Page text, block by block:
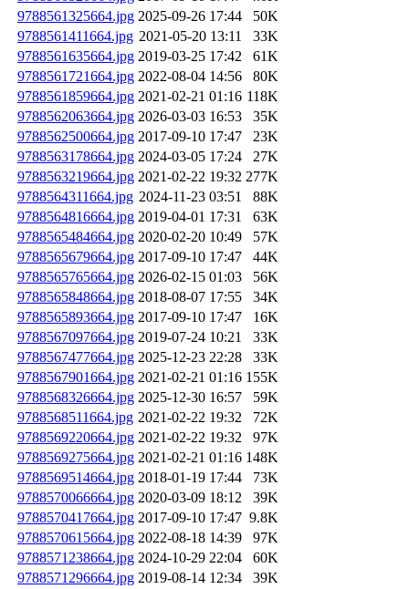
9788561325664.jpg 2025-09-26 17:44
50K
9788561411664.jpg 2021-05-20 13:11
33K
9788561635664.jpg 2019-03-25 17:42
61K
9788561721664.jpg 2022-08-04 14:56
80K
9788561859664.jpg 2021-02-21 01:16 118K
9788562063664.jpg 2026-03-03 16:53
35K
9788562500664.jpg 2017-09-10 17:47
23K
9788563178664.jpg 2024-03-05 17:24
27K
9788563219664.jpg 2021-02-22 19:32 277K
9788564311664.jpg 2024-11-23 03:51
88K
9788564816664.jpg 2019-04-01 17:31
63K
9788565484664.jpg 2020-02-20 10:49
57K
9788565679664.jpg 2017-09-10 17:47
44K
9788565765664.jpg 2026-02-15 01:03
56K
9788565848664.jpg 2018-08-07 17:55
34K
9788565893664.jpg 2017-09-10 17:47
16K
9788567097664.jpg 2019-07-24 10:21
33K
9788567477664.jpg 2025-12-23 22:28
33K
9788567901664.jpg 2021-02-21 01:16 155K
9788568326664.jpg 2025-12-30 16:57
59K
9788568511664.jpg 2021-02-22 19:32
72K
9788569220664.jpg 2021-02-22 19:32
97K
9788569275664.jpg 2021-02-21 01:16 148K
9788569514664.jpg 2018-01-19 17:44
73K
9788570066664.jpg 2020-03-09 18:12
39K
9788570417664.jpg 2017-09-10 17:47 9.8K
9788570615664.jpg 2022-08-18 14:39
97K
9788571238664.jpg 2024-10-29 22:04
60K
9788571296664.jpg 2019-08-14 12:34
39K